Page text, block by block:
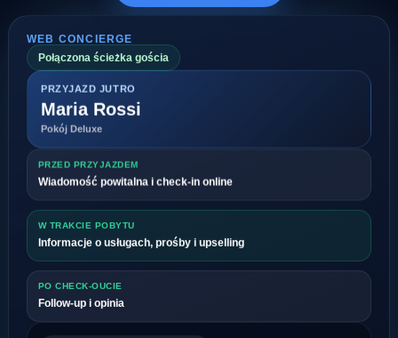
WEB CONCIERGE
Połączona ścieżka gościa
PRZYJAZD JUTRO
Maria Rossi
Pokój Deluxe
PRZED PRZYJAZDEM
Wiadomość powitalna i check-in online
W TRAKCIE POBYTU
Informacje o usługach, prośby i upselling
PO CHECK-OUCIE
Follow-up i opinia